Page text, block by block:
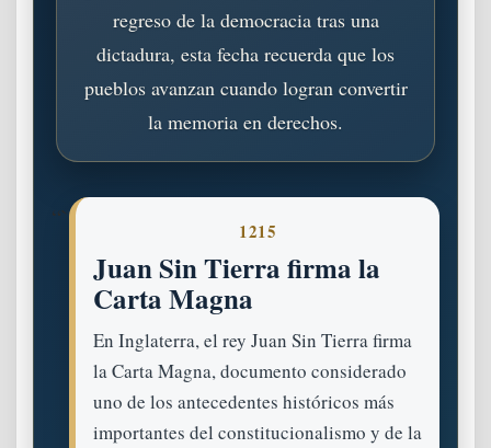
regreso de la democracia tras una
dictadura, esta fecha recuerda que los
pueblos avanzan cuando logran convertir
la memoria en derechos.
“` 1215
Juan Sin Tierra firma la
Carta Magna
En Inglaterra, el rey Juan Sin Tierra firma
la Carta Magna, documento considerado
uno de los antecedentes históricos más
importantes del constitucionalismo y de la